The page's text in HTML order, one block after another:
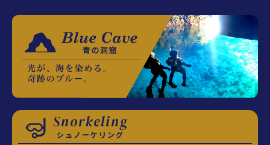
Snorkeling
シュノーケリング